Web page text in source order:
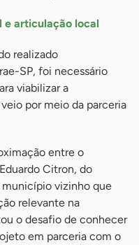
e articulação local
realizado
SP, foi necessário
viabilizar a
por meio da parceria
entre o
Citron, do
vizinho que
relevante na
o desafio de conhecer
em parceria com o